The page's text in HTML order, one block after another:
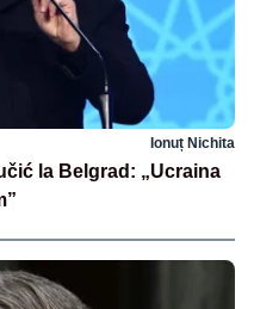
Ionuț Nichita
la Belgrad: „Ucraina